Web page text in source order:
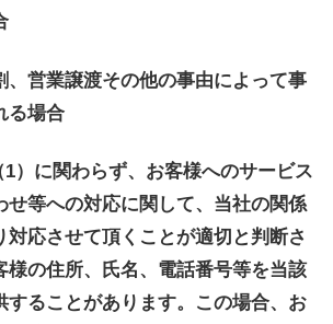
、営業譲渡その他の事由によって事
る場合
）に関わらず、お客様へのサービス
せ等への対応に関して、当社の関係
対応させて頂くことが適切と判断さ
様の住所、氏名、電話番号等を当該
することがあります。この場合、お